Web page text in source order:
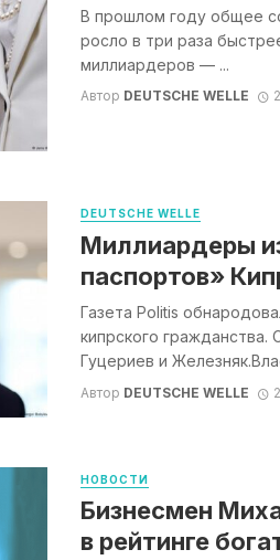
В прошлом году общее
росло в три раза
миллиардеров — ...
Автор DEUTSCHE WELLE
DEUTSCHE WELLE
Миллиардеры
паспортов»
Газета Politis
кипрского
Гуцериев и
Автор DEUTSCHE WELLE
НОВОСТИ
Бизнесмен
в рейтинге